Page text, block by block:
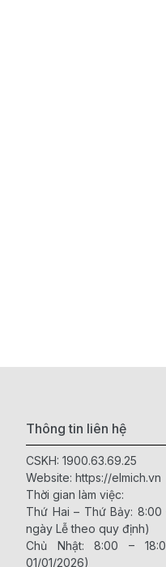
Thông tin liên hệ
CSKH: 1900.63.69.25
Website: https://elmich.vn
Thời gian làm việc:
Thứ Hai – Thứ Bảy: 8:00
ngày Lễ theo quy định)
Chủ Nhật: 8:00 –
01/01/2026)